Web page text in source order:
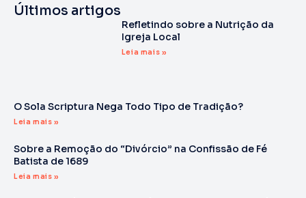
Últimos artigos
Refletindo sobre a Nutrição da
Igreja Local
Leia mais »
O Sola Scriptura Nega Todo Tipo de Tradição?
Leia mais »
Sobre a Remoção do “Divórcio” na Confissão de Fé
Batista de 1689
Leia mais »